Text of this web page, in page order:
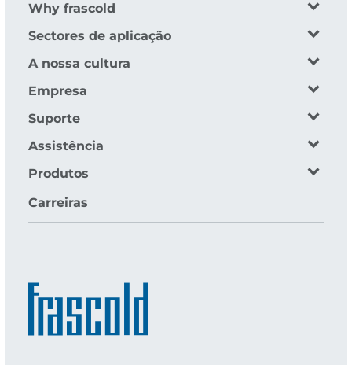
Why frascold
Sectores de aplicação
A nossa cultura
Empresa
Suporte
Assistência
Produtos
Carreiras